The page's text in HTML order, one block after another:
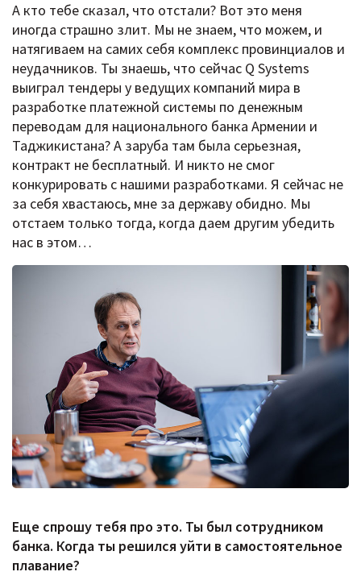
А кто тебе сказал, что отстали? Вот это меня
иногда страшно злит. Мы не знаем, что можем, и
натягиваем на самих себя комплекс провинциалов и
неудачников. Ты знаешь, что сейчас Q Systems
выиграл тендеры у ведущих компаний мира в
разработке платежной системы по денежным
переводам для национального банка Армении и
Таджикистана? А заруба там была серьезная,
контракт не бесплатный. И никто не смог
конкурировать с нашими разработками. Я сейчас не
за себя хвастаюсь, мне за державу обидно. Мы
отстаем только тогда, когда даем другим убедить
нас в этом…
Еще спрошу тебя про это. Ты был сотрудником
банка. Когда ты решился уйти в самостоятельное
плавание?